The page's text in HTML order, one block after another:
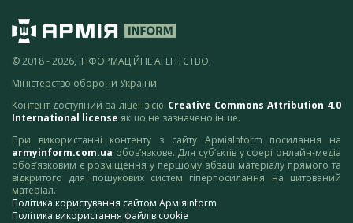
© 2018 - 2026, ІНФОРМАЦІЙНЕ АГЕНТСТВО,
Міністерство оборони України
Контент доступний за ліцензією Creative Commons Attribution 4.0
International license якщо не зазначено інше.
При використанні контенту з сайту АрміяInform посилання на
armyinform.com.ua обов’язкове. Для суб’єктів у сфері онлайн-медіа
обов’язковим є розміщення у першому абзаці матеріалу прямого та
відкритого для пошукових систем гіперпосилання на цитований
матеріал.
Політика користування сайтом АрміяInform
Політика використання файлів cookie